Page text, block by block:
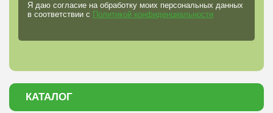
Я даю согласие на обработку моих персональных данных
в соответствии с Политикой конфиденциальности
КАТАЛОГ